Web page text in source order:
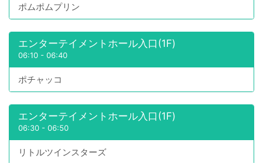
ポムポムプリン
エンターテイメントホール入口(1F)
06:10 - 06:40
ポチャッコ
エンターテイメントホール入口(1F)
06:30 - 06:50
リトルツインスターズ